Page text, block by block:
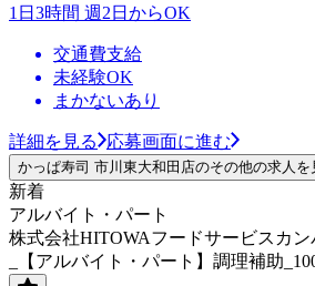
1日3時間 週2日からOK
交通費支給
未経験OK
まかないあり
詳細を見る 応募画面に進む
かっぱ寿司 市川東大和田店のその他の求人を
新着
アルバイト・パート
株式会社HITOWAフードサービスカン
_【アルバイト・パート】調理補助